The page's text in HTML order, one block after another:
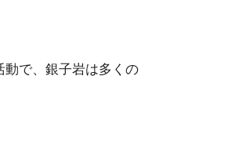
で、銀子岩は多くの